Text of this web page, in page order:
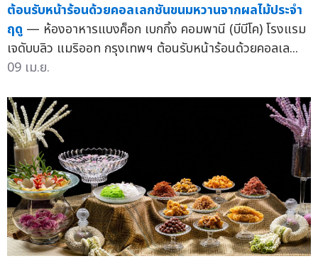
ต้อนรับหน้าร้อนด้วยคอลเลกชันขนมหวานจากผลไม้ประจำ
ฤดู — ห้องอาหารแบงค็อก เบกกิ้ง คอมพานี (บีบีโค) โรงแรม
เจดับบลิว แมริออท กรุงเทพฯ ต้อนรับหน้าร้อนด้วยคอลเล...
09 เม.ย.